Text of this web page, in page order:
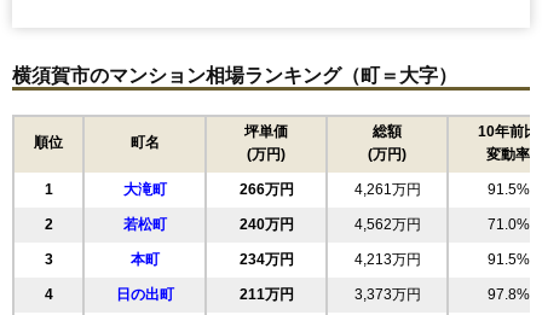
パルテール湘南久里浜6番館
住所 神奈川県横須賀市池田町5丁目
北久里浜駅（8分）
相場 1,660万円～1,860万円
(20.8万円/㎡~23.3万円/㎡)
無料一括査定をする
横須賀市のマンション相場ランキング（町＝大字）
順位 町名
坪単価
(万円)
総額
(万円)
10年前比
変動率
1 大滝町 266万円 4,261万円 91.5%
2 若松町 240万円 4,562万円 71.0%
3 本町 234万円 4,213万円 91.5%
4 日の出町 211万円 3,373万円 97.8%